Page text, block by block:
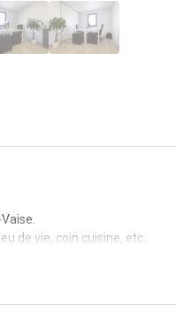
de vie, coin cuisine, etc.